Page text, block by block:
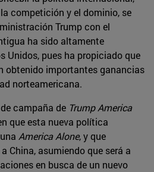
competición y el dominio, se
Trump con el
ha sido altamente
Unidos, pues ha propiciado que
obtenido importantes ganancias
norteamericana.
campaña de Trump America
que esta nueva política
America Alone, y que
China, asumiendo que será a
en busca de un nuevo